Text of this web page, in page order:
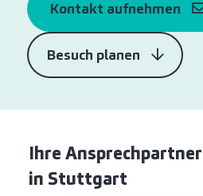
Kontakt aufnehmen
Besuch planen
Ihre
in Stuttgart